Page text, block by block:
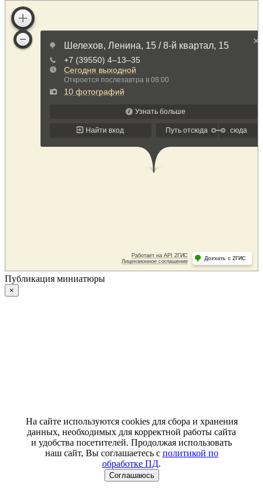
Публикация миниатюры
×
На сайте используются cookies для сбора и хранения
данных, необходимых для корректной работы сайта
и удобства посетителей. Продолжая использовать
наш сайт, Вы соглашаетесь с политикой по
обработке ПД.
Соглашаюсь